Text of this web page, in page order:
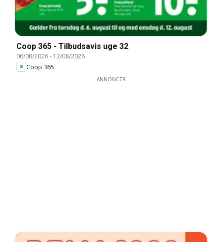
Coop 365 - Tilbudsavis uge 32
06/08/2026- 12/08/2026
Coop 365
ANNONCER